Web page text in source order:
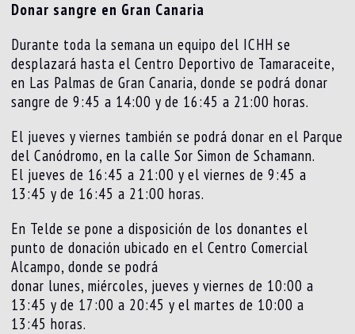
Donar sangre en Gran Canaria
Durante toda la semana un equipo del ICHH se
desplazará hasta el Centro Deportivo de Tamaraceite,
en Las Palmas de Gran Canaria, donde se podrá donar
sangre de 9:45 a 14:00 y de 16:45 a 21:00 horas.
El jueves y viernes también se podrá donar en el Parque
del Canódromo, en la calle Sor Simon de Schamann.
El jueves de 16:45 a 21:00 y el viernes de 9:45 a
13:45 y de 16:45 a 21:00 horas.
En Telde se pone a disposición de los donantes el
punto de donación ubicado en el Centro Comercial
Alcampo, donde se podrá
donar lunes, miércoles, jueves y viernes de 10:00 a
13:45 y de 17:00 a 20:45 y el martes de 10:00 a
13:45 horas.